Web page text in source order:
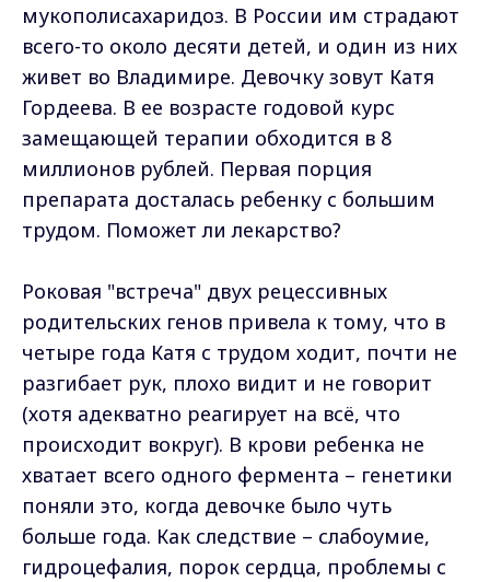
мукополисахаридоз. В России им страдают
всего-то около десяти детей, и один из них
живет во Владимире. Девочку зовут Катя
Гордеева. В ее возрасте годовой курс
замещающей терапии обходится в 8
миллионов рублей. Первая порция
препарата досталась ребенку с большим
трудом. Поможет ли лекарство?
Роковая "встреча" двух рецессивных
родительских генов привела к тому, что в
четыре года Катя с трудом ходит, почти не
разгибает рук, плохо видит и не говорит
(хотя адекватно реагирует на всё, что
происходит вокруг). В крови ребенка не
хватает всего одного фермента – генетики
поняли это, когда девочке было чуть
больше года. Как следствие – слабоумие,
гидроцефалия, порок сердца, проблемы с